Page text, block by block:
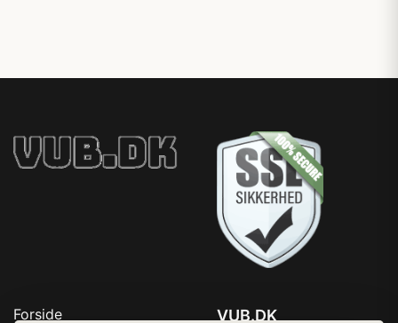
Forside VUB.DK